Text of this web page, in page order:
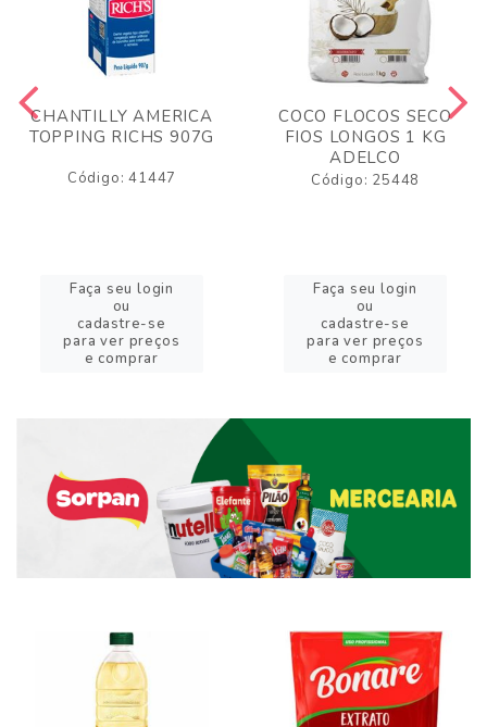
CHANTILLY AMERICA
TOPPING RICHS 907G
Código: 41447
Faça seu login
ou
cadastre-se
para ver preços
e comprar
COCO FLOCOS SECO
FIOS LONGOS 1 KG
ADELCO
Código: 25448
Faça seu login
ou
cadastre-se
para ver preços
e comprar